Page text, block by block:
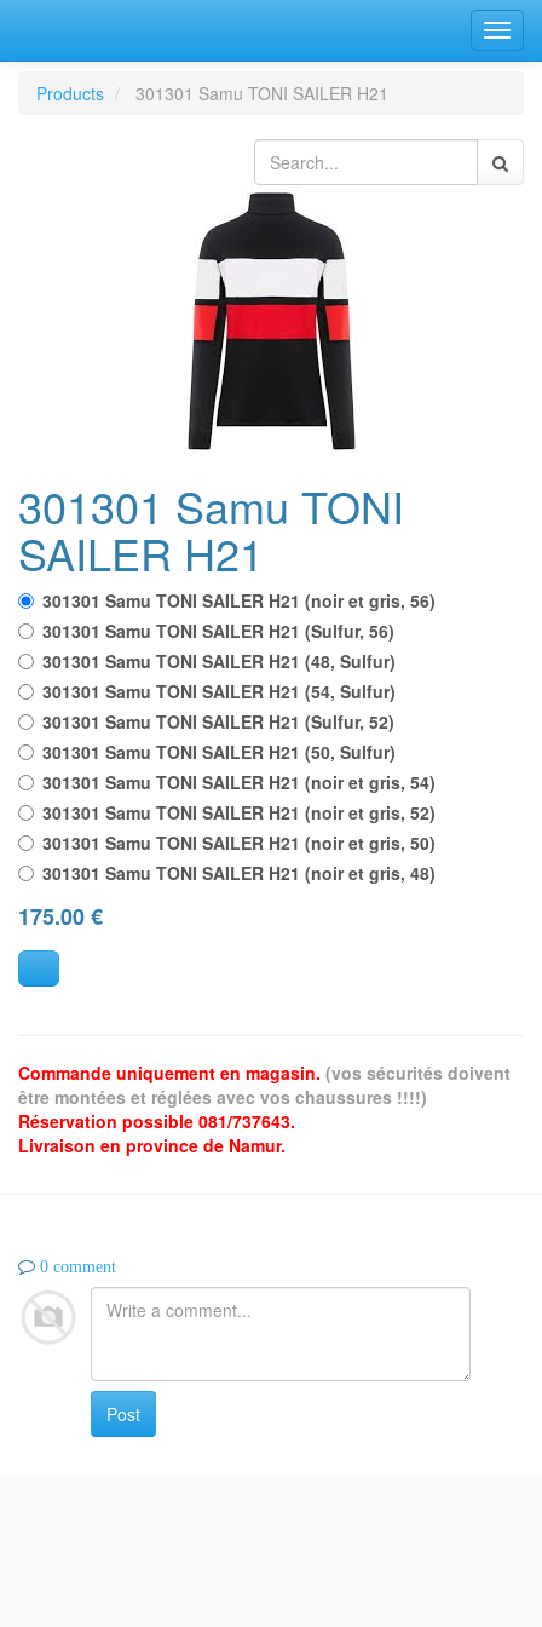
la
Products 301301 Samu TONI SAILER H21
301301 Samu TONI
SAILER H21
301301 Samu TONI SAILER H21 (noir et gris, 56)
301301 Samu TONI SAILER H21 (Sulfur, 56)
301301 Samu TONI SAILER H21 (48, Sulfur)
301301 Samu TONI SAILER H21 (54, Sulfur)
301301 Samu TONI SAILER H21 (Sulfur, 52)
301301 Samu TONI SAILER H21 (50, Sulfur)
301301 Samu TONI SAILER H21 (noir et gris, 54)
301301 Samu TONI SAILER H21 (noir et gris, 52)
301301 Samu TONI SAILER H21 (noir et gris, 50)
301301 Samu TONI SAILER H21 (noir et gris, 48)
175.00€
Commande uniquement en magasin. (vos sécurités doivent
être montées et réglées avec vos chaussures !!!!)
Réservation possible 081/737643.
Livraison en province de Namur.
0 comment
Post